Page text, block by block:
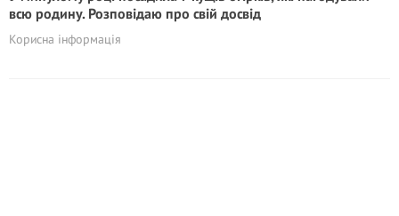
всю родину. Розповідаю про свій досвід
Корисна інформація